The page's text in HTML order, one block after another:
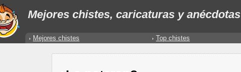
Mejores chistes, caricaturas y anécdotas
Mejores chistes Top chistes